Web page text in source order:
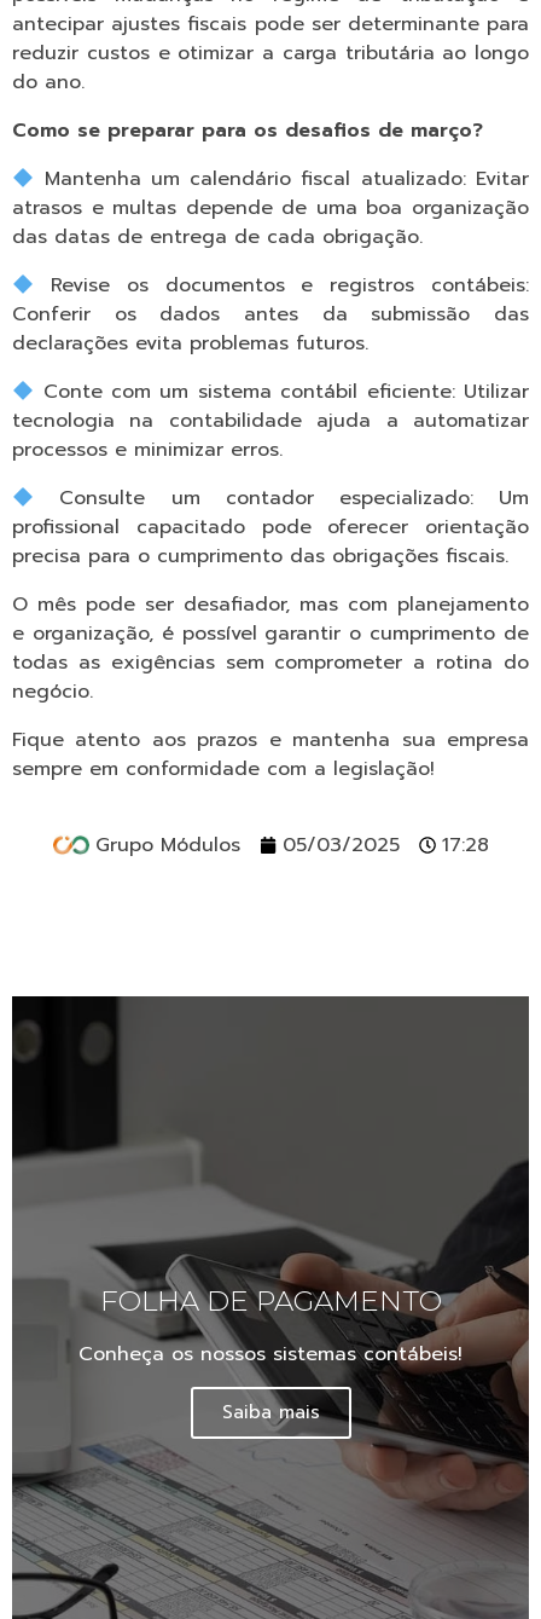
antecipar ajustes fiscais pode ser determinante para
reduzir custos e otimizar a carga tributária ao longo
do ano.
Como se preparar para os desafios de março?
Mantenha um calendário fiscal atualizado: Evitar
atrasos e multas depende de uma boa organização
das datas de entrega de cada obrigação.
Revise os documentos e registros contábeis:
Conferir os dados antes da submissão das
declarações evita problemas futuros.
Conte com um sistema contábil eficiente: Utilizar
tecnologia na contabilidade ajuda a automatizar
processos e minimizar erros.
Consulte um contador especializado: Um
profissional capacitado pode oferecer orientação
precisa para o cumprimento das obrigações fiscais.
O mês pode ser desafiador, mas com planejamento
e organização, é possível garantir o cumprimento de
todas as exigências sem comprometer a rotina do
negócio.
Fique atento aos prazos e mantenha sua empresa
sempre em conformidade com a legislação!
Grupo Módulos 05/03/2025 17:28
FOLHA DE PAGAMENTO
Conheça os nossos sistemas contábeis!
Saiba mais